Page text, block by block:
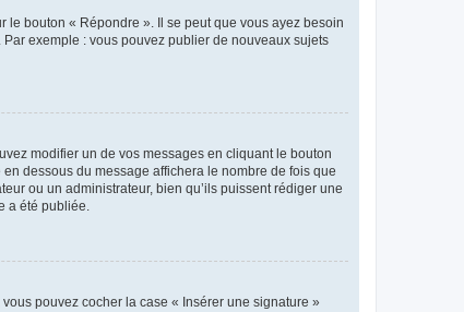
bouton « Répondre ». Il se peut que vous ayez besoin
exemple : vous pouvez publier de nouveaux sujets
modifier un de vos messages en cliquant le bouton
dessous du message affichera le nombre de fois que
ou un administrateur, bien qu’ils puissent rédiger une
a été publiée.
pouvez cocher la case « Insérer une signature »